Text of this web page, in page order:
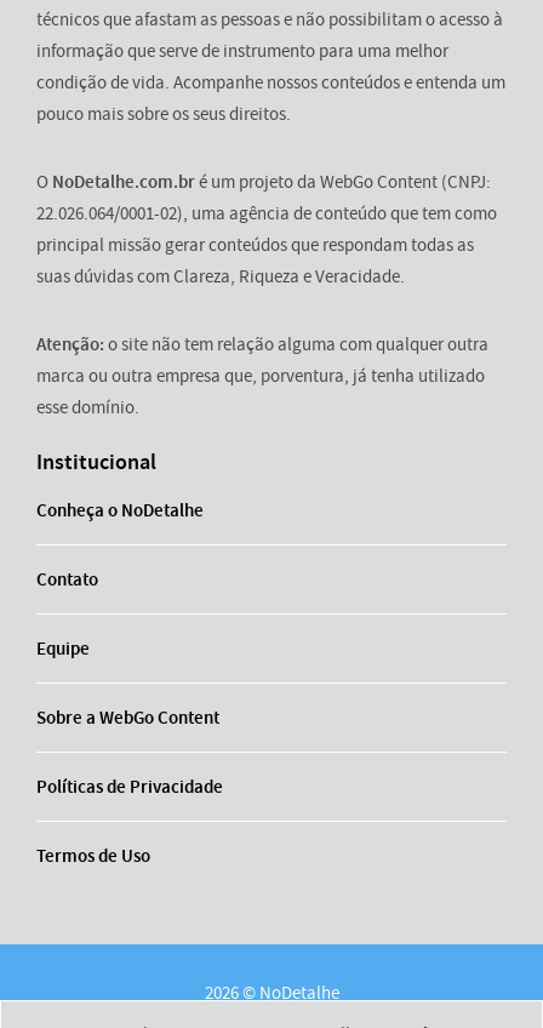
técnicos que afastam as pessoas e não possibilitam o acesso à
informação que serve de instrumento para uma melhor
condição de vida. Acompanhe nossos conteúdos e entenda um
pouco mais sobre os seus direitos.
O NoDetalhe.com.bré um projeto da WebGo Content (CNPJ:
22.026.064/0001-02), uma agência de conteúdo que tem como
principal missão gerar conteúdos que respondam todas as
suas dúvidas com Clareza, Riqueza e Veracidade.
Atenção: o site não tem relação alguma com qualquer outra
marca ou outra empresa que, porventura, já tenha utilizado
esse domínio.
Institucional
Conheça o NoDetalhe
Contato
Equipe
Sobre a WebGo Content
Políticas de Privacidade
Termos de Uso
2026 © NoDetalhe